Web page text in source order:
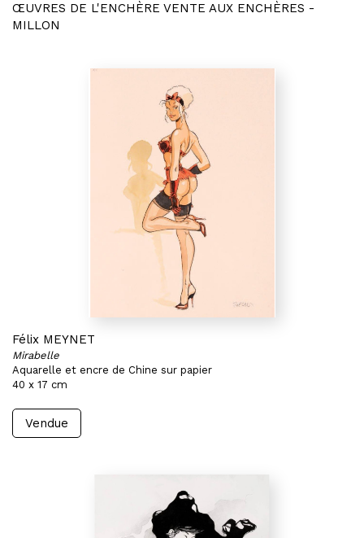
ŒUVRES DE L'ENCHÈRE VENTE AUX ENCHÈRES -
MILLON
Félix MEYNET
Mirabelle
Aquarelle et encre de Chine sur papier
40 x 17 cm
Vendue